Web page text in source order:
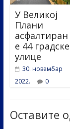
У Великој
Плани
асфалтиран
е 44 градске
улице
30. новембар
2022.
0
Оставите